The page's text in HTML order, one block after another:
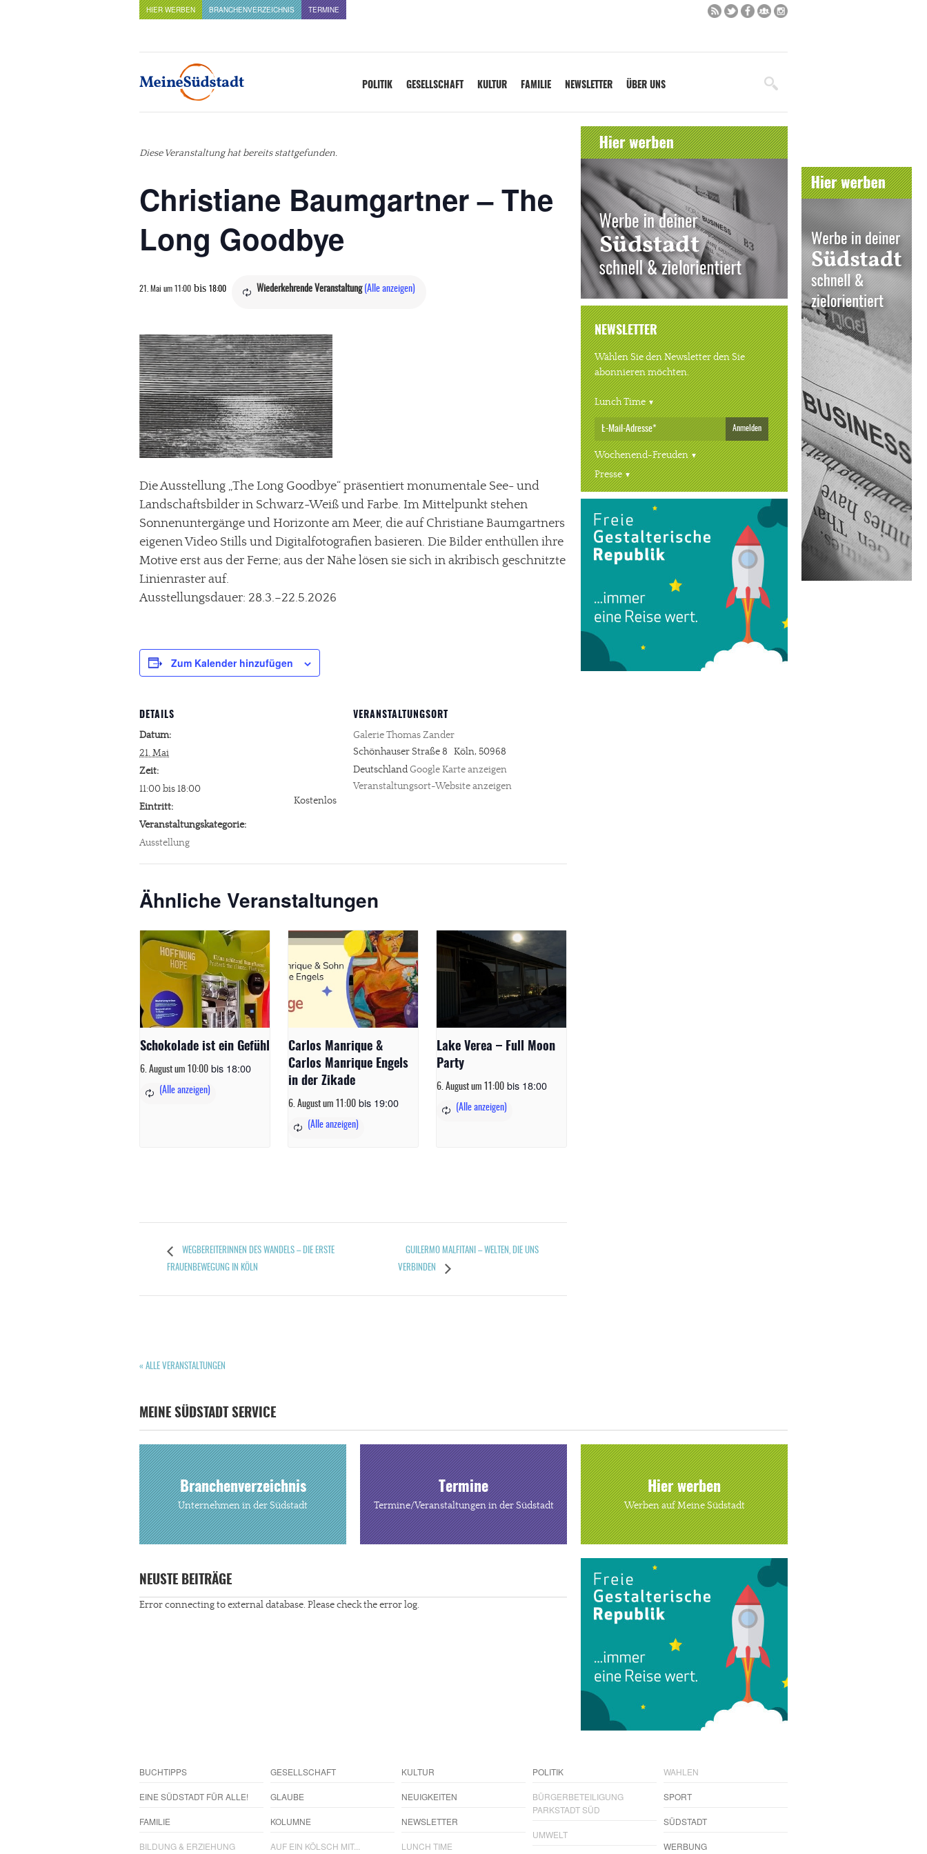
HIER WERBEN BRANCHENVERZEICHNIS TERMINE
POLITIK GESELLSCHAFT KULTUR FAMILIE NEWSLETTER ÜBER UNS
« ALLE VERANSTALTUNGEN
Diese Veranstaltung hat bereits stattgefunden.
Christiane Baumgartner – The
Long Goodbye
21. Mai um 11:00 bis 18:00 Wiederkehrende Veranstaltung (Alle anzeigen)
Die Ausstellung „The Long Goodbye“ präsentiert monumentale See- und
Landschaftsbilder in Schwarz-Weiß und Farbe. Im Mittelpunkt stehen
Sonnenuntergänge und Horizonte am Meer, die auf Christiane Baumgartners
eigenen Video Stills und Digitalfotografien basieren. Die Bilder enthüllen ihre
Motive erst aus der Ferne; aus der Nähe lösen sie sich in akribisch geschnitzte
Linienraster auf.
Ausstellungsdauer: 28.3.–22.5.2026
Zum Kalender hinzufügen
DETAILS
Datum:
21. Mai
Zeit:
11:00 bis 18:00
Eintritt:
Kostenlos
Veranstaltungskategorie:
Ausstellung
VERANSTALTUNGSORT
Galerie Thomas Zander
Schönhauser Straße 8
Köln, 50968
DeutschlandGoogle Karte anzeigen
Veranstaltungsort-Website anzeigen
Ähnliche Veranstaltungen
Schokolade ist ein Gefühl
6. August um 10:00 bis 18:00
Carlos Manrique &
Carlos Manrique Engels
in der Zikade
6. August um 11:00 bis 19:00
Lake Verea – Full Moon
Party
6. August um 11:00 bis 18:00
WEGBEREITERINNEN DES WANDELS – DIE ERSTE
FRAUENBEWEGUNG IN KÖLN
GUILERMO MALFITANI – WELTEN, DIE UNS
VERBINDEN
NEWSLETTER
Wählen Sie den Newsletter den Sie
abonnieren möchten.
Lunch Time
Anmelden
Wochenend-Freuden
Presse
MEINE SÜDSTADT SERVICE
Branchenverzeichnis
Unternehmen in der Südstadt
Termine
Termine/Veranstaltungen in der Südstadt
Hier werben
Werben auf Meine Südstadt
NEUSTE BEITRÄGE
Error connecting to external database. Please check the error log.
BUCHTIPPS
EINE SÜDSTADT FÜR ALLE!
FAMILIE
BILDUNG & ERZIEHUNG
GESELLSCHAFT
GLAUBE
KOLUMNE
AUF EIN KÖLSCH MIT...
KULTUR
NEUIGKEITEN
NEWSLETTER
LUNCH TIME
POLITIK
BÜRGERBETEILIGUNG
PARKSTADT SÜD
UMWELT
WAHLEN
SPORT
SÜDSTADT
WERBUNG